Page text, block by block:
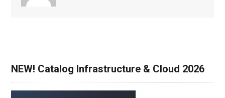
NEW! Catalog Infrastructure & Cloud 2026